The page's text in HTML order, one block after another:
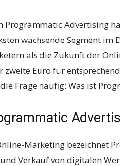
Programmatic Advertising
wachsende Segment im
als die Zukunft der
zweite Euro für
Frage häufig: Was ist
Marketing bezeichnet
Verkauf von digitalen